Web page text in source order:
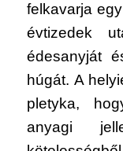
felkavarja
évtizedek
édesanyját
húgát. A
pletyka,
anyagi